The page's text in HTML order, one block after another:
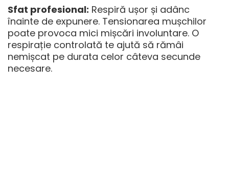
Sfat profesional: Respiră ușor și adânc
înainte de expunere. Tensionarea mușchilor
poate provoca mici mișcări involuntare. O
respirație controlată te ajută să rămâi
nemișcat pe durata celor câteva secunde
necesare.